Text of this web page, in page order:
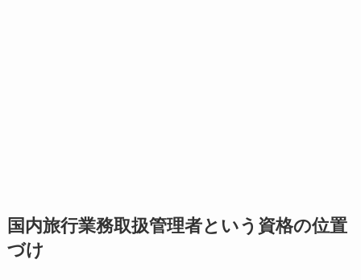
国内旅行業務取扱管理者という資格の位置
づけ